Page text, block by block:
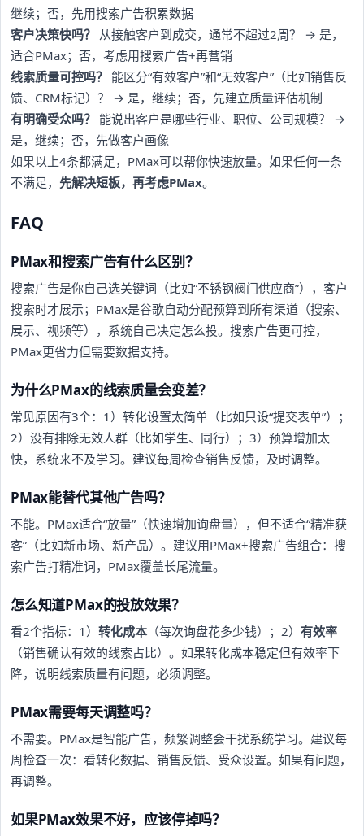
继续；否，先用搜索广告积累数据
客户决策快吗？
从接触客户到成交，通常不超过2周？ → 是，
适合PMax；否，考虑用搜索广告+再营销
线索质量可控吗？ 能区分“有效客户”和“无效客户”（比如销售反
馈、CRM标记）？ → 是，继续；否，先建立质量评估机制
有明确受众吗？ 能说出客户是哪些行业、职位、公司规模？ →
是，继续；否，先做客户画像
如果以上4条都满足，PMax可以帮你快速放量。如果任何一条
不满足， 先解决短板，再考虑PMax。
FAQ
PMax和搜索广告有什么区别？
搜索广告是你自己选关键词（比如“不锈钢阀门供应商”），客户
搜索时才展示；PMax是谷歌自动分配预算到所有渠道（搜索、
展示、视频等），系统自己决定怎么投。搜索广告更可控，
PMax更省力但需要数据支持。
为什么PMax的线索质量会变差？
常见原因有3个：1）转化设置太简单（比如只设“提交表单”）；
2）没有排除无效人群（比如学生、同行）；3）预算增加太
快，系统来不及学习。建议每周检查销售反馈，及时调整。
PMax能替代其他广告吗？
不能。PMax适合“放量”（快速增加询盘量），但不适合“精准获
客”（比如新市场、新产品）。建议用PMax+搜索广告组合：搜
索广告打精准词，PMax覆盖长尾流量。
怎么知道PMax的投放效果？
看2个指标：1） 转化成本 （每次询盘花多少钱）；2） 有效率
（销售确认有效的线索占比）。如果转化成本稳定但有效率下
降，说明线索质量有问题，必须调整。
PMax需要每天调整吗？
不需要。PMax是智能广告，频繁调整会干扰系统学习。建议每
周检查一次：看转化数据、销售反馈、受众设置。如果有问题，
再调整。
如果PMax效果不好，应该停掉吗？